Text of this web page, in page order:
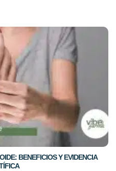
BENEFICIOS Y EVIDENCIA